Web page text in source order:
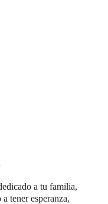
a tu familia,
tener esperanza,